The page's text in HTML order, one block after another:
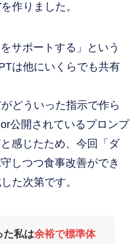
を作りました。
サポートする」という
は他にいくらでも共有
どういった指示で作ら
公開されているプロンプ
感じたため、今回「ダ
しつつ食事改善ができ
た次第です。
た私は余裕で標準体